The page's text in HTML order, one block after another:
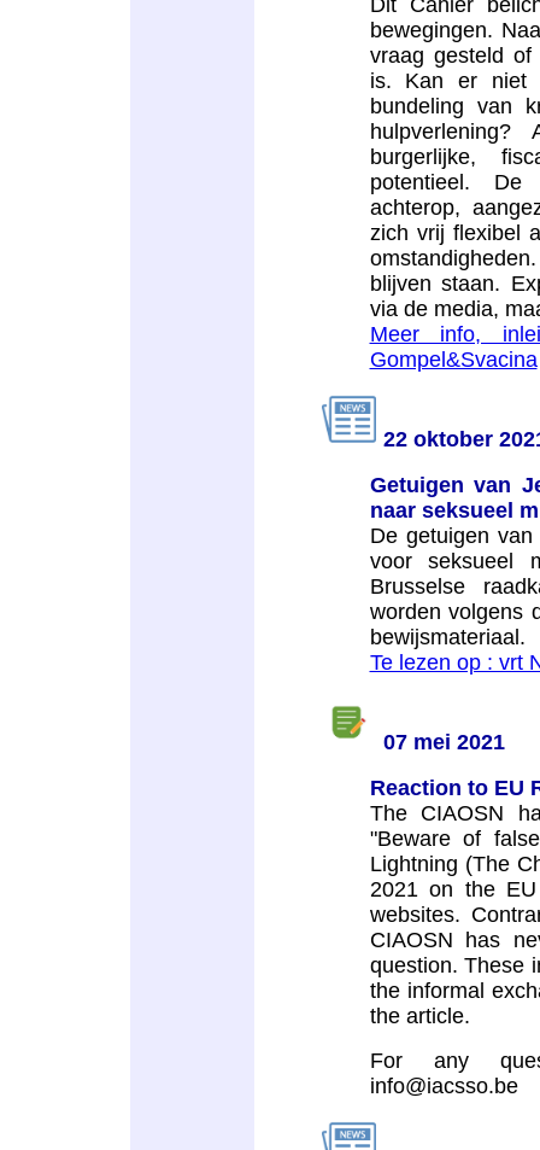
Dit Cahier
bewegingen.
vraag gesteld of
is. Kan er niet
bundeling van
hulpverlening?
burgerlijke,
potentieel. De
achterop,
zich vrij flexibel
blijven staan.
via de media,
Meer info,
Gompel&Svacina
22 oktober
Getuigen van
naar seksueel
De getuigen
voor seksueel
Brusselse
worden volgens
bewijsmateriaal.
Te lezen op : vrt
07 mei 2021
Reaction to EU
The CIAOSN
"Beware of
Lightning (The
2021 on the
websites.
CIAOSN has
question. These
the informal
the article.
For any
info@iacsso.be